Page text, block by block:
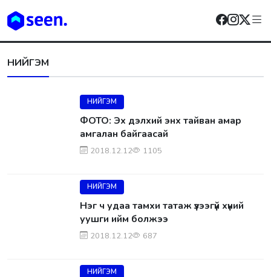
НИЙГЭМ
НИЙГЭМ
ФОТО: Эх дэлхий энх тайван амар
амгалан байгаасай
2018.12.12 1105
НИЙГЭМ
​Нэг ч удаа тамхи татаж үзээгүй хүний
уушги ийм болжээ
2018.12.12 687
НИЙГЭМ